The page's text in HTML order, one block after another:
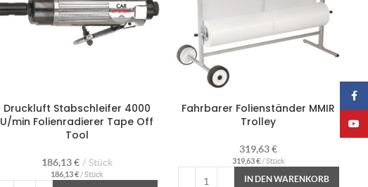
Druckluft Stabschleifer 4000
U/min Folienradierer Tape Off
Tool
186,13€ Stück
186,13€/Stück
Fahrbarer Folienständer MMIR
Trolley
319,63€
319,63€/Stück
IN DEN WARENKORB